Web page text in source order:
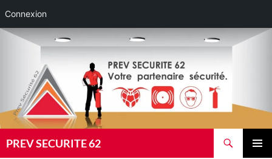
Connexion
Aller
PREV SECURITE 62